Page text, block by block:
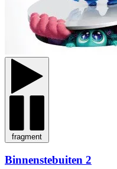
fragment
Binnenstebuiten 2